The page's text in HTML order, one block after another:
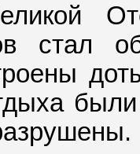
стал